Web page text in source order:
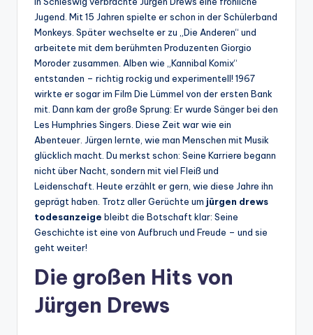
Jugend. Mit 15 Jahren spielte er schon in der Schülerband
Monkeys. Später wechselte er zu „Die Anderen“ und
arbeitete mit dem berühmten Produzenten Giorgio
Moroder zusammen. Alben wie „Kannibal Komix“
entstanden – richtig rockig und experimentell! 1967
wirkte er sogar im Film Die Lümmel von der ersten Bank
mit. Dann kam der große Sprung: Er wurde Sänger bei den
Les Humphries Singers. Diese Zeit war wie ein
Abenteuer. Jürgen lernte, wie man Menschen mit Musik
glücklich macht. Du merkst schon: Seine Karriere begann
nicht über Nacht, sondern mit viel Fleiß und
Leidenschaft. Heute erzählt er gern, wie diese Jahre ihn
geprägt haben. Trotz aller Gerüchte um jürgen drews
todesanzeige bleibt die Botschaft klar: Seine
Geschichte ist eine von Aufbruch und Freude – und sie
geht weiter!
Die großen Hits von
Jürgen Drews